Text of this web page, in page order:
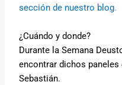
sección de nuestro blog.
¿Cuándo y donde?
Durante la Semana
encontrar dichos paneles
Sebastián.